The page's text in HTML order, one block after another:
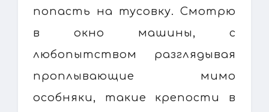
попасть на тусовку. Смотрю
в окно машины, с
любопытством разглядывая
проплывающие мимо
особняки, такие крепости в